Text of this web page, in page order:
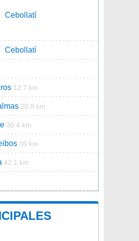
Cebollatí
Cebollatí
12.7 km
20.9 km
30.4 km
36 km
42.1 km